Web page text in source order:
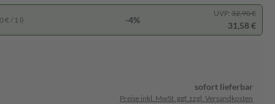
€ / 1 l) -4%
UVP: 32,90 €
31,58 €
sofort lieferbar
Preise inkl. MwSt. ggf. zzgl. Versandkosten